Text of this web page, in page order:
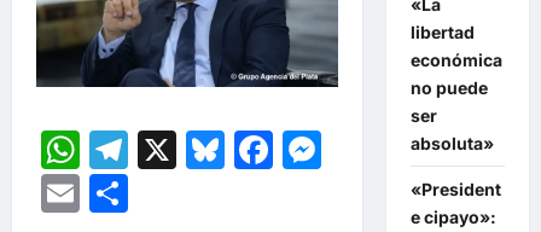
WhatsApp
Telegram
X Bluesky
Facebook
Messenger
Email
libertad
económica
no puede
ser
absoluta»
«President
e cipayo»: